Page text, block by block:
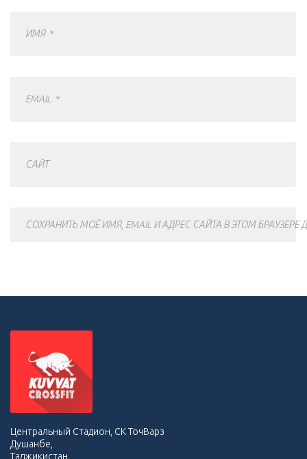
ИМЯ *
EMAIL *
САЙТ
СОХРАНИТЬ МОЁ ИМЯ, EMAIL И АДРЕС САЙТА В ЭТОМ
Центральный Стадион, СК ТочВарз
Душанбе,
Таджикистан